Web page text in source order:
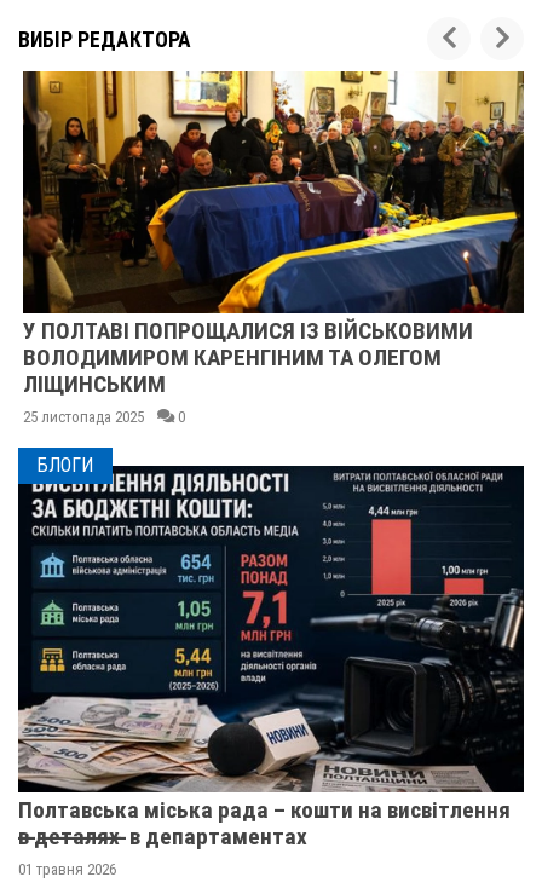
ВИБІР РЕДАКТОРА
У ПОЛТАВІ ПОПРОЩАЛИСЯ ІЗ ВІЙСЬКОВИМИ
ВОЛОДИМИРОМ КАРЕНГІНИМ ТА ОЛЕГОМ
ЛІЩИНСЬКИМ
25 листопада 2025 0
БЛОГИ
Полтавська міська рада – кошти на висвітлення
в̶ ̶д̶е̶т̶а̶л̶я̶х̶ ̶ в департаментах
01 травня 2026